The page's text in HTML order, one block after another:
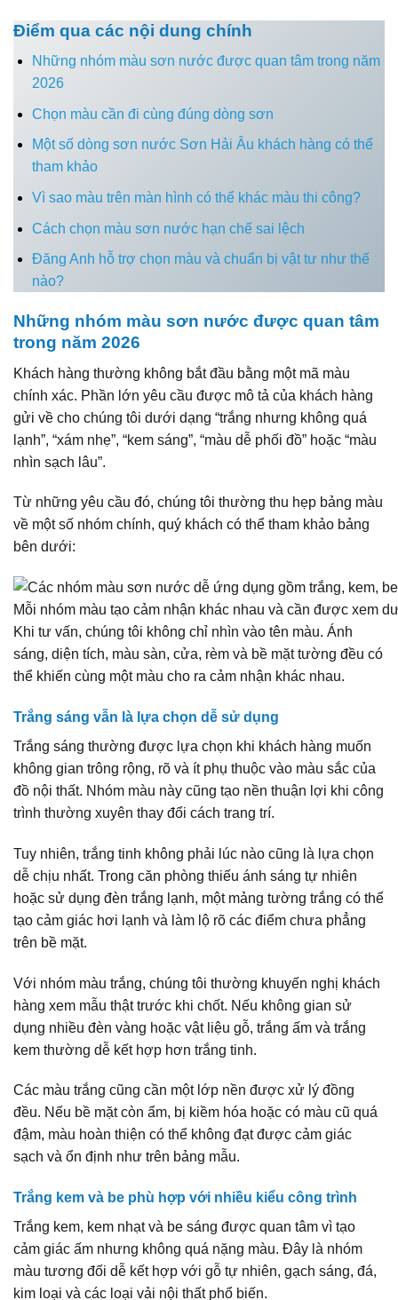
Điểm qua các nội dung chính
Những nhóm màu sơn nước được quan tâm trong năm
2026
Chọn màu cần đi cùng đúng dòng sơn
Một số dòng sơn nước Sơn Hải Âu khách hàng có thể
tham khảo
Vì sao màu trên màn hình có thể khác màu thi công?
Cách chọn màu sơn nước hạn chế sai lệch
Đăng Anh hỗ trợ chọn màu và chuẩn bị vật tư như thế
nào?
Những nhóm màu sơn nước được quan tâm
trong năm 2026
Khách hàng thường không bắt đầu bằng một mã màu
chính xác. Phần lớn yêu cầu được mô tả của khách hàng
gửi về cho chúng tôi dưới dạng “trắng nhưng không quá
lạnh”, “xám nhẹ”, “kem sáng”, “màu dễ phối đồ” hoặc “màu
nhìn sạch lâu”.
Từ những yêu cầu đó, chúng tôi thường thu hẹp bảng màu
về một số nhóm chính, quý khách có thể tham khảo bảng
bên dưới:
Mỗi nhóm màu tạo cảm nhận khác nhau và cần được xem
Khi tư vấn, chúng tôi không chỉ nhìn vào tên màu. Ánh
sáng, diện tích, màu sàn, cửa, rèm và bề mặt tường đều có
thể khiến cùng một màu cho ra cảm nhận khác nhau.
Trắng sáng vẫn là lựa chọn dễ sử dụng
Trắng sáng thường được lựa chọn khi khách hàng muốn
không gian trông rộng, rõ và ít phụ thuộc vào màu sắc của
đồ nội thất. Nhóm màu này cũng tạo nền thuận lợi khi công
trình thường xuyên thay đổi cách trang trí.
Tuy nhiên, trắng tinh không phải lúc nào cũng là lựa chọn
dễ chịu nhất. Trong căn phòng thiếu ánh sáng tự nhiên
hoặc sử dụng đèn trắng lạnh, một mảng tường trắng có thể
tạo cảm giác hơi lạnh và làm lộ rõ các điểm chưa phẳng
trên bề mặt.
Với nhóm màu trắng, chúng tôi thường khuyến nghị khách
hàng xem mẫu thật trước khi chốt. Nếu không gian sử
dụng nhiều đèn vàng hoặc vật liệu gỗ, trắng ấm và trắng
kem thường dễ kết hợp hơn trắng tinh.
Các màu trắng cũng cần một lớp nền được xử lý đồng
đều. Nếu bề mặt còn ẩm, bị kiềm hóa hoặc có màu cũ quá
đậm, màu hoàn thiện có thể không đạt được cảm giác
sạch và ổn định như trên bảng mẫu.
Trắng kem và be phù hợp với nhiều kiểu công trình
Trắng kem, kem nhạt và be sáng được quan tâm vì tạo
cảm giác ấm nhưng không quá nặng màu. Đây là nhóm
màu tương đối dễ kết hợp với gỗ tự nhiên, gạch sáng, đá,
kim loại và các loại vải nội thất phổ biến.